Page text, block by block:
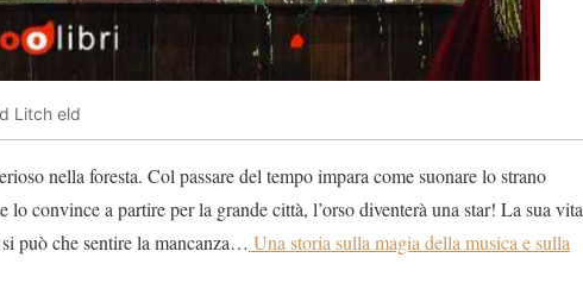
Litch eld
nella foresta. Col passare del tempo impara come suonare lo strano
convince a partire per la grande città, l’orso diventerà una star! La sua vita
può che sentire la mancanza… Una storia sulla magia della musica e sulla